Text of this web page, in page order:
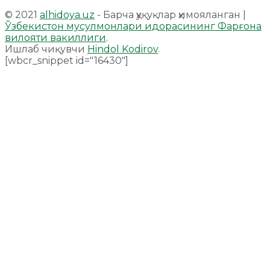
© 2021 alhidoya.uz - Барча ҳуқуқлар ҳимояланган |
Ўзбекистон мусулмонлари идорасининг Фарғона
вилояти вакиллиги.
Ишлаб чиқувчи Hindol Kodirov.
[wbcr_snippet id="16430"]